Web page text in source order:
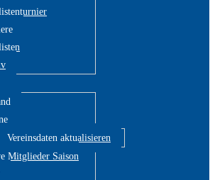
Vereinsdaten aktualisieren
Mitglieder Saison